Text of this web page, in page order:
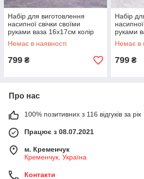
Набір для виготовлення
насипної свічки своїми
руками ваза 16х17см колір
Пудрована троянда
Немає в наявності
799 ₴
Набір
руками
Графіт
Немає в
799 ₴
Про нас
100% позитивних з 116 відгуків за рік
Працює з 08.07.2021
м. Кременчук
Кременчук, Україна
Контакти